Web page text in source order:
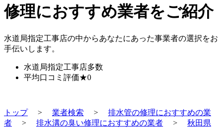
修理におすすめ業者をご紹介
水道局指定工事店の中からあなたにあった事業者の選択をお
手伝いします。
水道局指定工事店多数
平均口コミ評価★0
トップ> 業者検索 > 排水管の修理におすすめの業
者 > 排水溝の臭い修理におすすめの業者 > 秋田県